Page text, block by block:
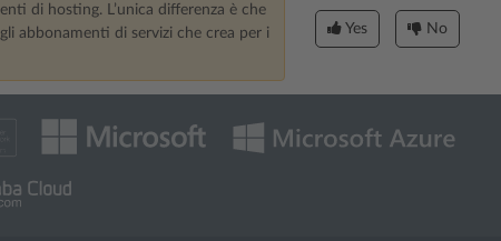
di hosting. L’unica differenza è che
abbonamenti di servizi che crea per i
Yes No